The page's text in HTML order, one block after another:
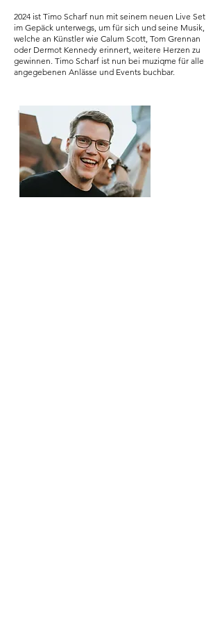
2024 ist Timo Scharf nun mit seinem neuen Live Set
im Gepäck unterwegs, um für sich und seine Musik,
welche an Künstler wie Calum Scott, Tom Grennan
oder Dermot Kennedy erinnert, weitere Herzen zu
gewinnen. Timo Scharf ist nun bei muziqme für alle
angegebenen Anlässe und Events buchbar.
kontakt